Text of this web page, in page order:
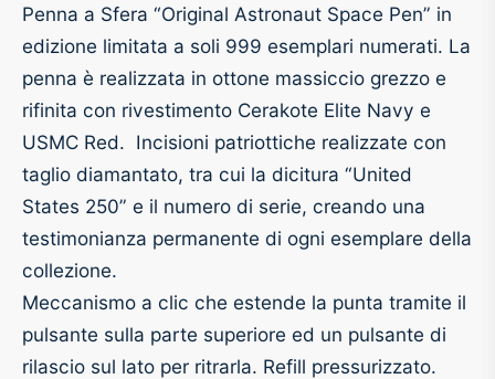
Penna a Sfera “Original Astronaut Space Pen” in
edizione limitata a soli 999 esemplari numerati. La
penna è realizzata in ottone massiccio grezzo e
rifinita con rivestimento Cerakote Elite Navy e
USMC Red. Incisioni patriottiche realizzate con
taglio diamantato, tra cui la dicitura “United
States 250” e il numero di serie, creando una
testimonianza permanente di ogni esemplare della
collezione.
Meccanismo a clic che estende la punta tramite il
pulsante sulla parte superiore ed un pulsante di
rilascio sul lato per ritrarla. Refill pressurizzato.
Astronaut Space Pen
Space Pen
pressurizzato